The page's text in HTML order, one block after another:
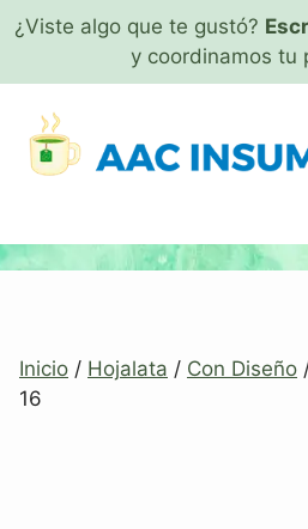
¿Viste algo que te gustó?
y coordinamos tu
Inicio / Hojalata / Con Diseño
16